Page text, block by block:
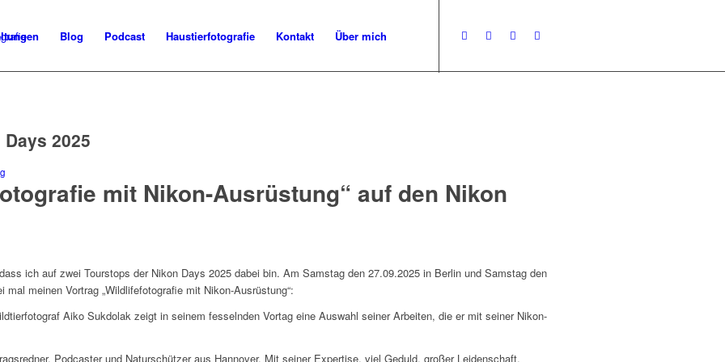
Blog Podcast Haustierfotografie Kontakt Über mich
2025
mit Nikon-Ausrüstung“ auf den Nikon
ich auf zwei Tourstops der Nikon Days 2025 dabei bin. Am Samstag den 27.09.2025 in Berlin und Samstag den
meinen Vortrag „Wildlifefotografie mit Nikon-Ausrüstung“:
Aiko Sukdolak zeigt in seinem fesselnden Vortag eine Auswahl seiner Arbeiten, die er mit seiner Nikon-
Podcaster und Naturschützer aus Hannover. Mit seiner Expertise, viel Geduld, großer Leidenschaft,